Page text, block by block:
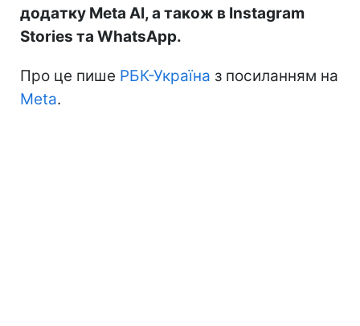
додатку Meta AI, а також в Instagram
Stories та WhatsApp.
Про це пише РБК-Україна з посиланням на
Meta.